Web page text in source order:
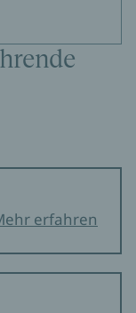
erfahren